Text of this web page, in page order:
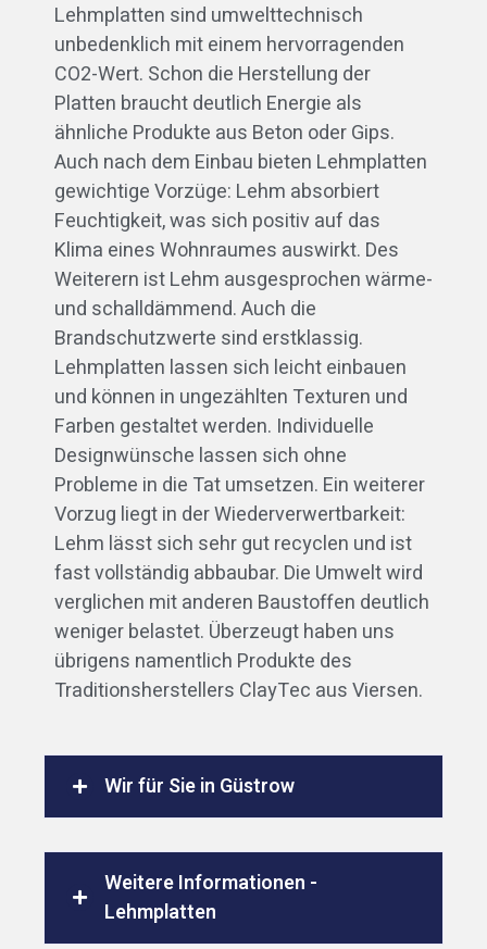
Lehmplatten sind umwelttechnisch
unbedenklich mit einem hervorragenden
CO2-Wert. Schon die Herstellung der
Platten braucht deutlich Energie als
ähnliche Produkte aus Beton oder Gips.
Auch nach dem Einbau bieten Lehmplatten
gewichtige Vorzüge: Lehm absorbiert
Feuchtigkeit, was sich positiv auf das
Klima eines Wohnraumes auswirkt. Des
Weiterern ist Lehm ausgesprochen wärme-
und schalldämmend. Auch die
Brandschutzwerte sind erstklassig.
Lehmplatten lassen sich leicht einbauen
und können in ungezählten Texturen und
Farben gestaltet werden. Individuelle
Designwünsche lassen sich ohne
Probleme in die Tat umsetzen. Ein weiterer
Vorzug liegt in der Wiederverwertbarkeit:
Lehm lässt sich sehr gut recyclen und ist
fast vollständig abbaubar. Die Umwelt wird
verglichen mit anderen Baustoffen deutlich
weniger belastet. Überzeugt haben uns
übrigens namentlich Produkte des
Traditionsherstellers ClayTec aus Viersen.
Wir für Sie in Güstrow
Weitere Informationen -
Lehmplatten